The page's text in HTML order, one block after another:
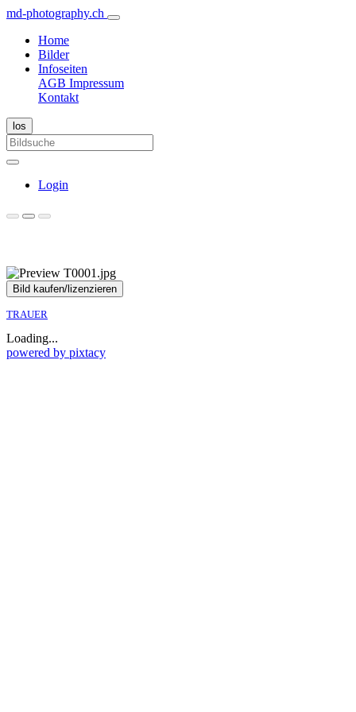
md-photography.ch
Home
Bilder
Infoseiten
AGB Impressum
Kontakt
Login
Bild kaufen/lizenzieren
TRAUER
Loading...
powered by pixtacy